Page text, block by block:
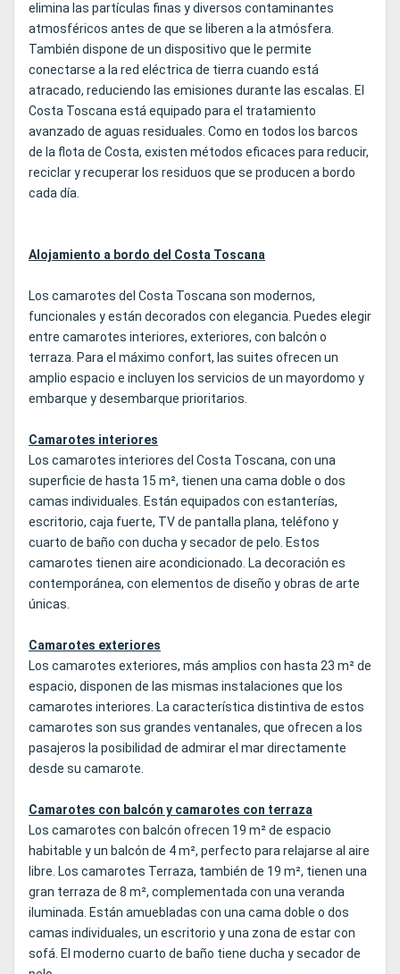
elimina las partículas finas y diversos contaminantes
atmosféricos antes de que se liberen a la atmósfera.
También dispone de un dispositivo que le permite
conectarse a la red eléctrica de tierra cuando está
atracado, reduciendo las emisiones durante las escalas. El
Costa Toscana está equipado para el tratamiento
avanzado de aguas residuales. Como en todos los barcos
de la flota de Costa, existen métodos eficaces para reducir,
reciclar y recuperar los residuos que se producen a bordo
cada día.
Alojamiento a bordo del Costa Toscana
Los camarotes del Costa Toscana son modernos,
funcionales y están decorados con elegancia. Puedes elegir
entre camarotes interiores, exteriores, con balcón o
terraza. Para el máximo confort, las suites ofrecen un
amplio espacio e incluyen los servicios de un mayordomo y
embarque y desembarque prioritarios.
Camarotes interiores
Los camarotes interiores del Costa Toscana, con una
superficie de hasta 15 m², tienen una cama doble o dos
camas individuales. Están equipados con estanterías,
escritorio, caja fuerte, TV de pantalla plana, teléfono y
cuarto de baño con ducha y secador de pelo. Estos
camarotes tienen aire acondicionado. La decoración es
contemporánea, con elementos de diseño y obras de arte
únicas.
Camarotes exteriores
Los camarotes exteriores, más amplios con hasta 23 m² de
espacio, disponen de las mismas instalaciones que los
camarotes interiores. La característica distintiva de estos
camarotes son sus grandes ventanales, que ofrecen a los
pasajeros la posibilidad de admirar el mar directamente
desde su camarote.
Camarotes con balcón y camarotes con terraza
Los camarotes con balcón ofrecen 19 m² de espacio
habitable y un balcón de 4 m², perfecto para relajarse al aire
libre. Los camarotes Terraza, también de 19 m², tienen una
gran terraza de 8 m², complementada con una veranda
iluminada. Están amuebladas con una cama doble o dos
camas individuales, un escritorio y una zona de estar con
sofá. El moderno cuarto de baño tiene ducha y secador de